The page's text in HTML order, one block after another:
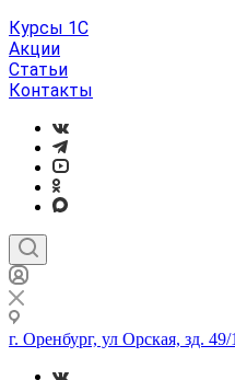
Курсы 1С
Акции
Статьи
Контакты
г. Оренбург, ул Орская, зд. 49/1